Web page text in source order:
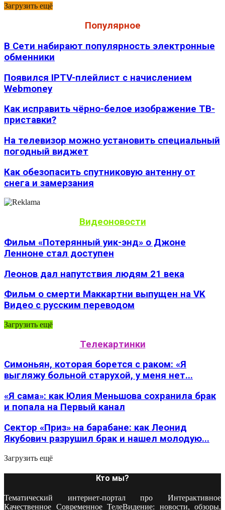
Загрузить ещё
Популярное
В Сети набирают популярность электронные
обменники
Появился IPTV-плейлист с начислением
Webmoney
Как исправить чёрно-белое изображение ТВ-
приставки?
На телевизор можно установить специальный
погодный виджет
Как обезопасить спутниковую антенну от
снега и замерзания
Видеоновости
Фильм «Потерянный уик-энд» о Джоне
Ленноне стал доступен
Леонов дал напутствия людям 21 века
Фильм о смерти Маккартни выпущен на VK
Видео с русским переводом
Загрузить ещё
Телекартинки
Симоньян, которая борется с раком: «Я
выгляжу больной старухой, у меня нет...
«Я сама»: как Юлия Меньшова сохранила брак
и попала на Первый канал
Сектор «Приз» на барабане: как Леонид
Якубович разрушил брак и нашел молодую...
Загрузить ещё
Кто мы?
Тематический интернет-портал про Интерактивное
Качественное Современное ТелеВидение: новости, обзоры,